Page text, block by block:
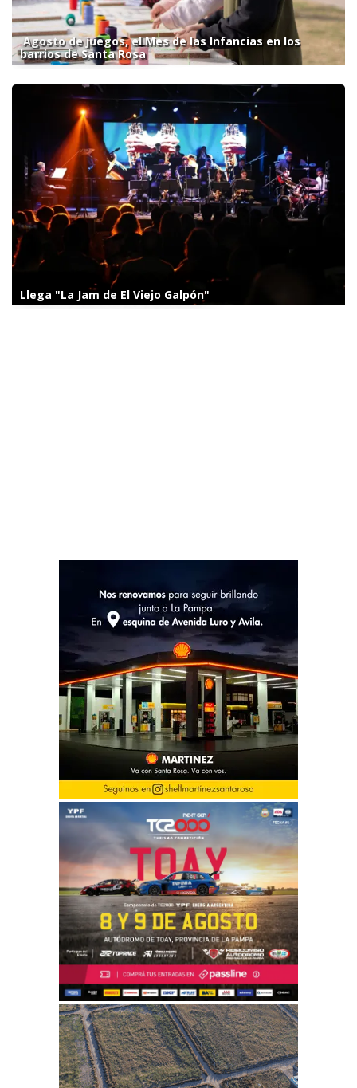
Agosto de juegos, el Mes de las Infancias en los
barrios de Santa Rosa
Llega "La Jam de El Viejo Galpón"